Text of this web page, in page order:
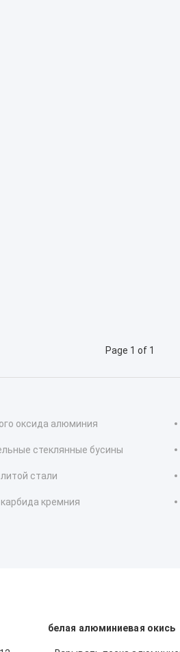
Page 1 of 1
оксида алюминия
стеклянные бусины
стали
кремния
белая алюминиевая окись